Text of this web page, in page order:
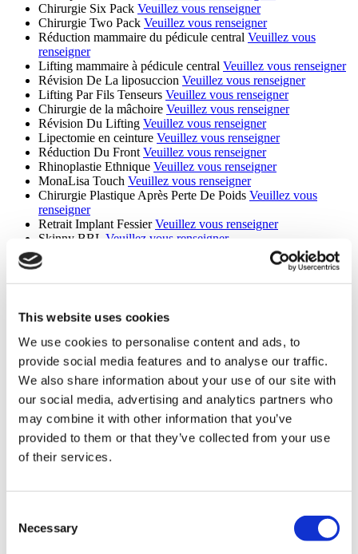
This website uses cookies
We use cookies to personalise content and ads, to
provide social media features and to analyse our traffic.
We also share information about your use of our site with
our social media, advertising and analytics partners who
may combine it with other information that you’ve
provided to them or that they’ve collected from your use
of their services.
Selection
Necessary
Chirurgie Six Pack Veuillez vous renseigner
Chirurgie Two Pack Veuillez vous renseigner
Réduction mammaire du pédicule central Veuillez vous
renseigner
Lifting mammaire à pédicule central Veuillez vous renseigner
Révision De La liposuccion Veuillez vous renseigner
Lifting Par Fils Tenseurs Veuillez vous renseigner
Chirurgie de la mâchoire Veuillez vous renseigner
Révision Du Lifting Veuillez vous renseigner
Lipectomie en ceinture Veuillez vous renseigner
Réduction Du Front Veuillez vous renseigner
Rhinoplastie Ethnique Veuillez vous renseigner
MonaLisa Touch Veuillez vous renseigner
Chirurgie Plastique Après Perte De Poids Veuillez vous
renseigner
Retrait Implant Fessier Veuillez vous renseigner
Skinny BBL Veuillez vous renseigner
Blépharoplastie Supérieure
Veuillez vous renseigner
Blépharoplastie inférieure
Veuillez vous renseigner
Lip Lift Veuillez vous renseigner
implants de la mâchoire
Élimination De La Graisse Buccale
Daddy Makeover Veuillez vous renseigner
Mini Lifting Du Visage
Veuillez vous renseigner
Facelift SMAS Veuillez vous renseigner
Lifting profond du cou Veuillez vous renseigner
Facelift MACS
Veuillez vous renseigner
Lifting du Haut du Dos
Veuillez vous renseigner
Mini Abdominoplastie Inverse Veuillez vous renseigner
Lifting des fesses Veuillez vous renseigner
Abdominoplastie étendue
Septorhinoplastie de Révision
Veuillez vous renseigner
Veuillez vous renseigner